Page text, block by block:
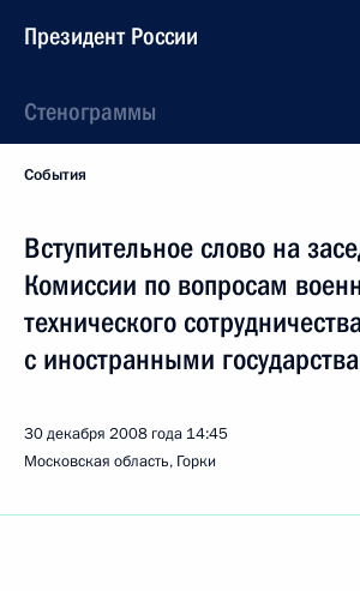
Президент России
Стенограммы
События
Вступительное слово на
Комиссии по вопросам
технического
с иностранными
30 декабря 2008 года 14:45
Московская область, Горки